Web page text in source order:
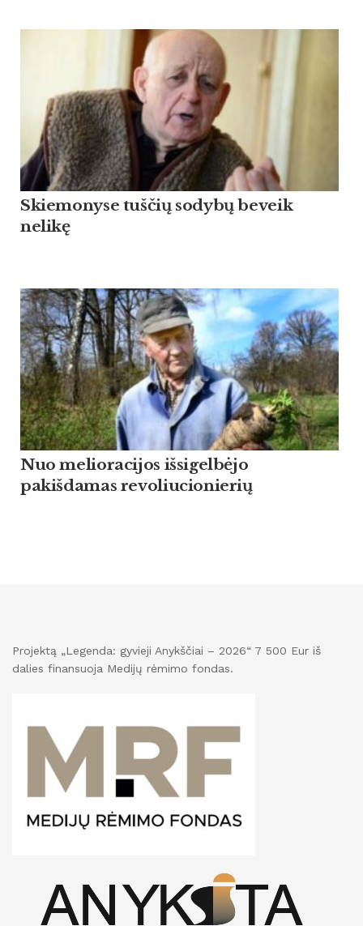
Skiemonyse tuščių sodybų beveik
nelikę
Nuo melioracijos išsigelbėjo
pakišdamas revoliucionierių
Projektą „Legenda: gyvieji Anykščiai – 2026“ 7 500 Eur iš
dalies finansuoja Medijų rėmimo fondas.